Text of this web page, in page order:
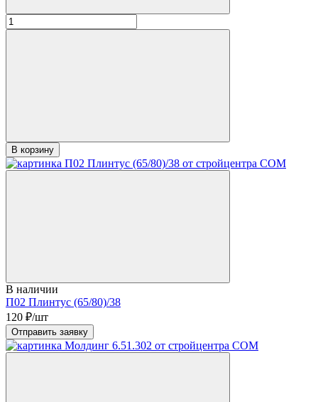
В корзину
В наличии
П02 Плинтус (65/80)/38
120 ₽/шт
Отправить заявку